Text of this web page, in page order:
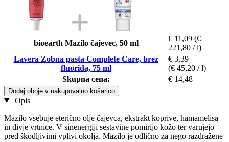
bioearth Mazilo čajevec, 50 ml
€ 11,09 (€
221,80 / l)
Lavera Zobna pasta Complete Care, brez
fluorida, 75 ml
€ 3,39
(€ 45,20 / l)
Skupna cena:
€ 14,48
Dodaj oboje v nakupovalno košarico
Opis
Mazilo vsebuje eterično olje čajevca, ekstrakt koprive, hamamelisa
in divje vrtnice. V sinenergiji sestavine pomirijo kožo ter varujejo
pred škodljivimi vplivi okolja. Mazilo je odlično za nego razdražene